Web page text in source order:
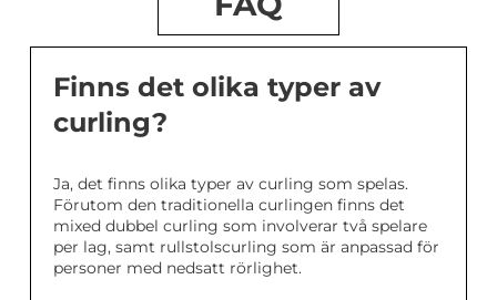
Finns det olika typer av
curling?
Ja, det finns olika typer av curling som spelas.
Förutom den traditionella curlingen finns det
mixed dubbel curling som involverar två spelare
per lag, samt rullstolscurling som är anpassad för
personer med nedsatt rörlighet.